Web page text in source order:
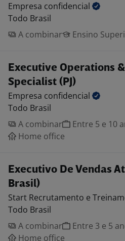
Empresa confidencial
Todo Brasil
A combinar
Ensino
Executive Operations
Specialist (PJ)
Empresa confidencial
Todo Brasil
A combinar
Entre 5 e 10
Home office
Executivo De Vendas
Brasil)
Start Recrutamento e
Todo Brasil
A combinar
Entre 3 e 5
Home office